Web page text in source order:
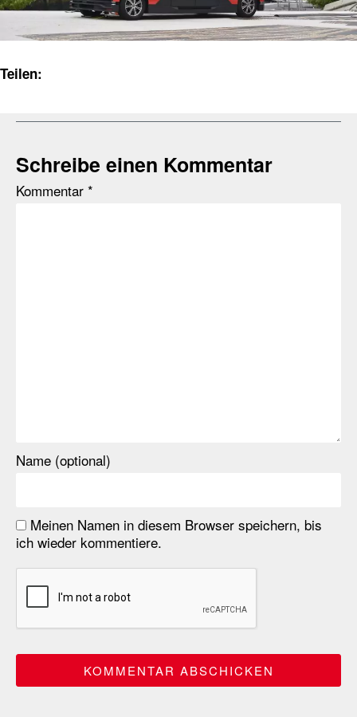
Teilen:
Schreibe einen Kommentar
Kommentar *
Name (optional)
Meinen Namen in diesem Browser speichern, bis
ich wieder kommentiere.